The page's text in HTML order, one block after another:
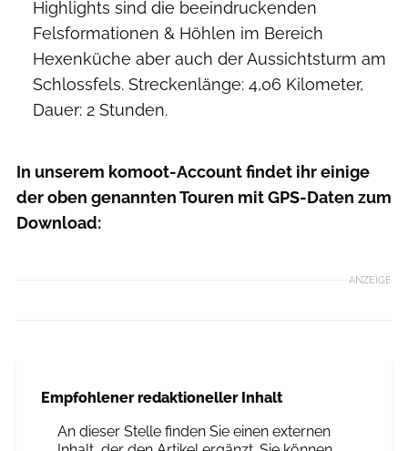
Highlights sind die beeindruckenden
Felsformationen & Höhlen im Bereich
Hexenküche aber auch der Aussichtsturm am
Schlossfels. Streckenlänge: 4,06 Kilometer,
Dauer: 2 Stunden.
In unserem komoot-Account findet ihr einige
der oben genannten Touren mit GPS-Daten zum
Download:
ANZEIGE
Empfohlener redaktioneller Inhalt
An dieser Stelle finden Sie einen externen